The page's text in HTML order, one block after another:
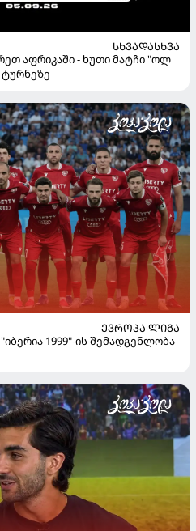
ᲡᲮᲕᲐᲓᲐᲡᲮᲕᲐ
აფრიკაში - ხუთი მატჩი "ოლ
ᲔᲕᲠᲝᲞᲐ ᲚᲘᲒᲐ
1999"-ის შემადგენლობა